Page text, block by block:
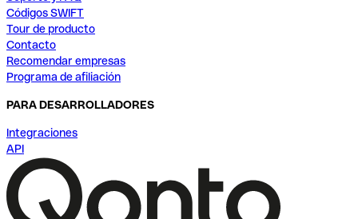
Códigos SWIFT
Tour de producto
Contacto
Recomendar empresas
Programa de afiliación
PARA DESARROLLADORES
Integraciones
API